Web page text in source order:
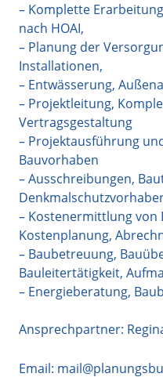
– Komplette
nach HOAI,
– Planung der
Installationen,
– Entwässerung,
– Projektleitung,
Vertragsgestaltung
– Projektausführung
Bauvorhaben
– Ausschreibungen,
– Kostenermittlung von
Kostenplanung,
– Baubetreuung,
Bauleitertätigkeit,
– Energieberatung,
Ansprechpartner:
Email: